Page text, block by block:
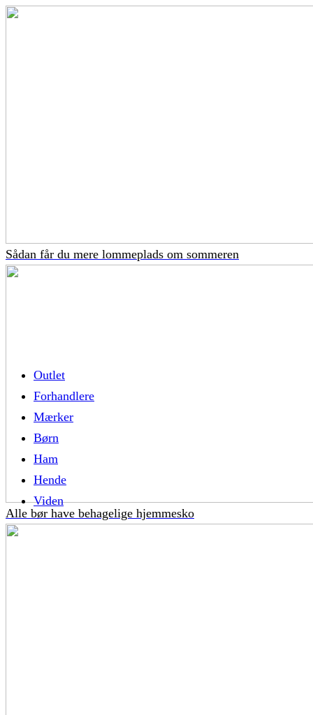
Sådan får du mere lommeplads om sommeren
Alle bør have behagelige hjemmesko
Outlet
Forhandlere
Mærker
Børn
Ham
Hende
Viden